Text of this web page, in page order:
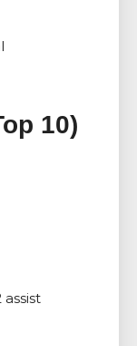
10)